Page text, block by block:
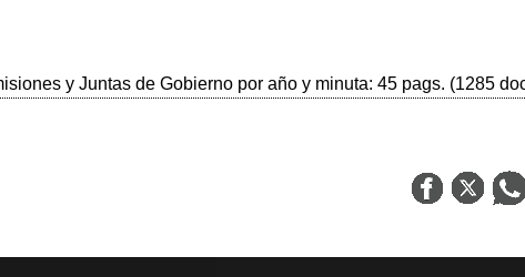
y Juntas de Gobierno por año y minuta: 45 pags. (1285